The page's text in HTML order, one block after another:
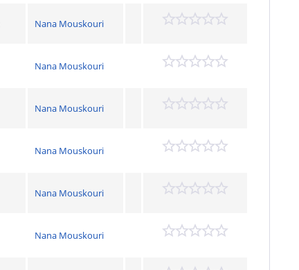
Nana Mouskouri
Nana Mouskouri
Nana Mouskouri
Nana Mouskouri
Nana Mouskouri
Nana Mouskouri